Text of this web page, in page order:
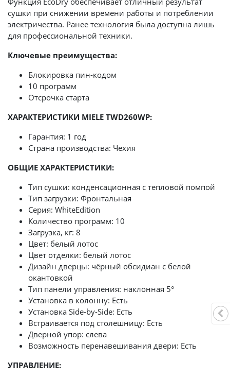
сушки при снижении времени работы и потреблении
электричества. Ранее технология была доступна лишь
для профессиональной техники.
Ключевые преимущества:
Блокировка пин-кодом
10 программ
Отсрочка старта
ХАРАКТЕРИСТИКИ MIELE TWD260WP:
Гарантия: 1 год
Страна производства: Чехия
ОБЩИЕ ХАРАКТЕРИСТИКИ:
Тип сушки: конденсационная с тепловой помпой
Тип загрузки: Фронтальная
Серия: WhiteEdition
Количество программ: 10
Загрузка, кг: 8
Цвет: белый лотос
Цвет отделки: белый лотос
Дизайн дверцы: чёрный обсидиан с белой
окантовкой
Тип панели управления: наклонная 5°
Установка в колонну: Есть
Установка Side-by-Side: Есть
Встраивается под столешницу: Есть
Дверной упор: слева
Возможность перенавешивания двери: Есть
УПРАВЛЕНИЕ: